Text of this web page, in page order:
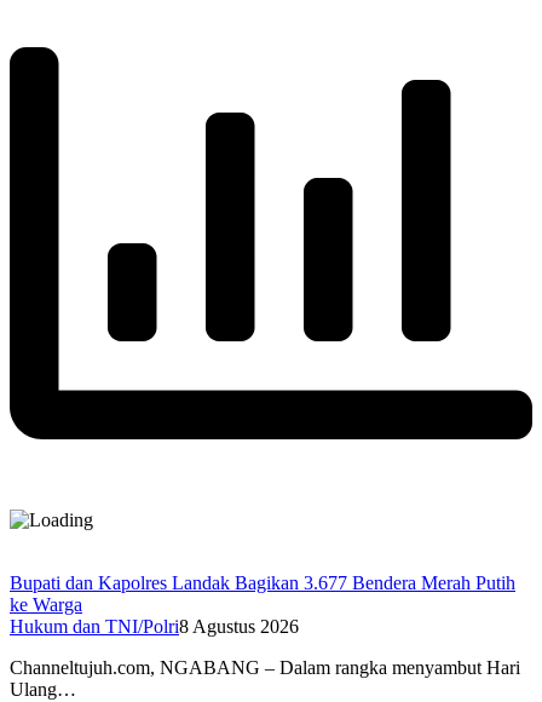
Bupati dan Kapolres Landak Bagikan 3.677 Bendera Merah Putih
ke Warga
Hukum dan TNI/Polri8 Agustus 2026
Channeltujuh.com, NGABANG – Dalam rangka menyambut Hari
Ulang…